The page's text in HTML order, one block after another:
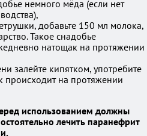
немного мёда (если нет
добавьте 150 мл молока,
Такое снадобье
натощак на протяжении
залейте кипятком, употребите
на протяжении
использованием должны
лечить паранефрит